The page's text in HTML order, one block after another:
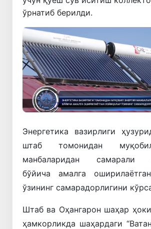
ўрнатиб берилди.
Энергетика вазирлиги
штаб томонидан
манбаларидан самарали
бўйича амалга
ўзининг самарадорлигини
Штаб ва Оҳангарон шаҳар
ҳамкорликда шаҳардаги